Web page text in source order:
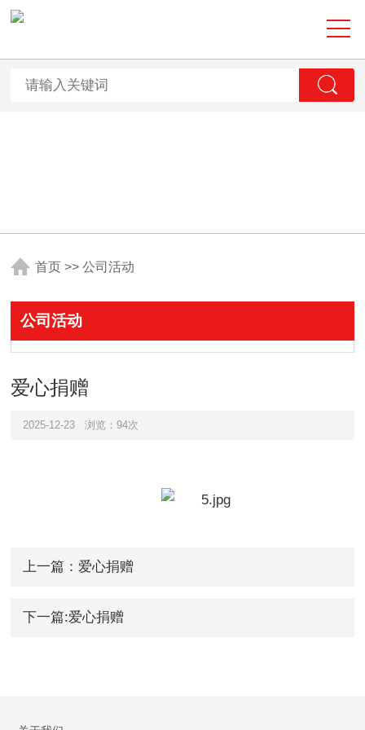
首页 >>公司活动
公司活动
爱心捐赠
2025-12-23 浏览：94次
上一篇：爱心捐赠
下一篇:爱心捐赠